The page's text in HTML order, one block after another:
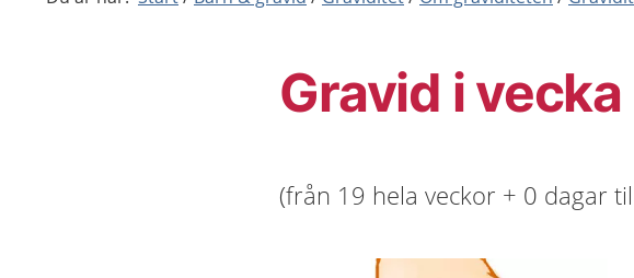
Gravid i
(från 19 hela veckor + 0 dagar